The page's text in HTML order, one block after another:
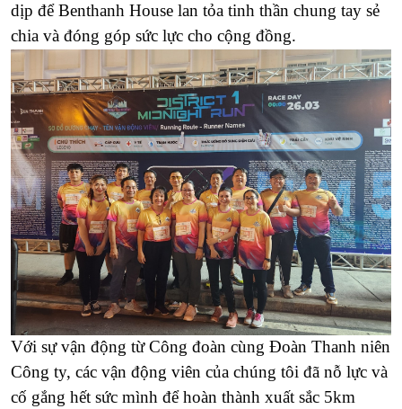
dịp để Benthanh House lan tỏa tinh thần chung tay sẻ
chia và đóng góp sức lực cho cộng đồng.
Với sự vận động từ Công đoàn cùng Đoàn Thanh niên
Công ty, các vận động viên của chúng tôi đã nỗ lực và
cố gắng hết sức mình để hoàn thành xuất sắc 5km